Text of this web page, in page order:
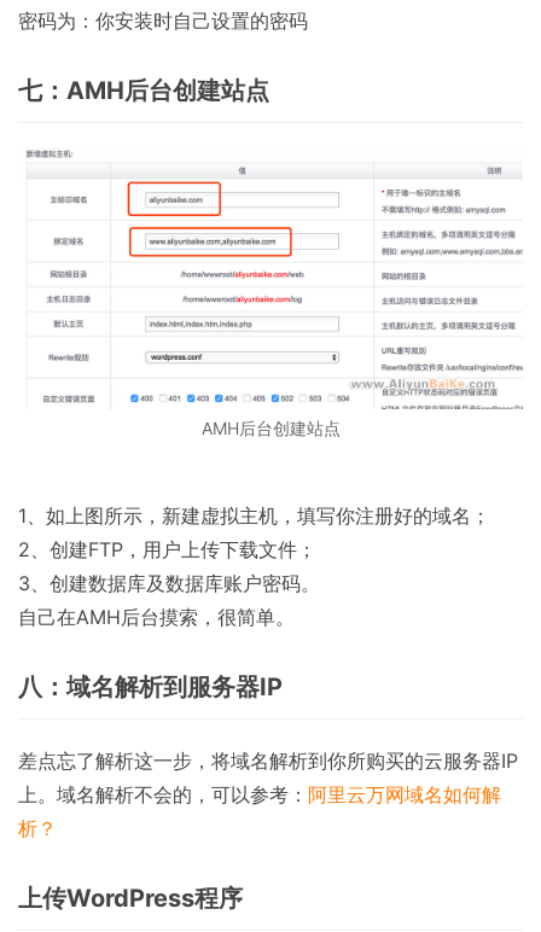
密码为：你安装时自己设置的密码
七：AMH后台创建站点
AMH后台创建站点
1、如上图所示，新建虚拟主机，填写你注册好的域名；
2、创建FTP，用户上传下载文件；
3、创建数据库及数据库账户密码。
自己在AMH后台摸索，很简单。
八：域名解析到服务器IP
差点忘了解析这一步，将域名解析到你所购买的云服务器IP
上。域名解析不会的，可以参考： 阿里云万网域名如何解
析？
上传WordPress程序